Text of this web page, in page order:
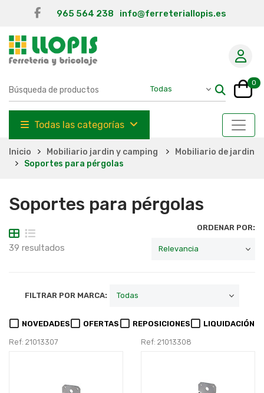
965 564 238 info@ferreteriallopis.es
0
Todas las categorías
Inicio Mobiliario jardin y camping
Mobiliario de jardin
Soportes para pérgolas
Soportes para pérgolas
39 resultados
ORDENAR POR:
FILTRAR POR MARCA:
NOVEDADES OFERTAS REPOSICIONES LIQUIDACIÓN
Ref: 21013307 Ref: 21013308